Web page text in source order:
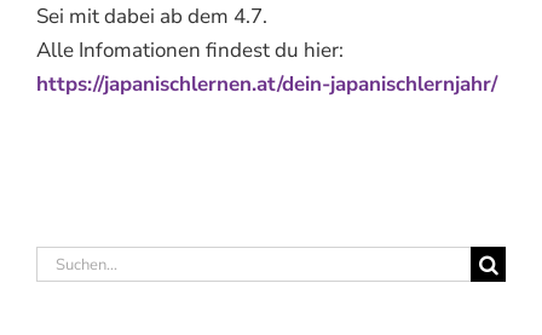
Sei mit dabei ab dem 4.7.
Alle Infomationen findest du hier:
https://japanischlernen.at/dein-japanischlernjahr/
Suche